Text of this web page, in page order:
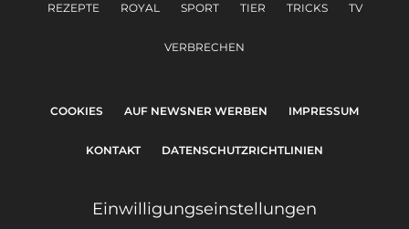
REZEPTE ROYAL SPORT TIER TRICKS TV
VERBRECHEN
COOKIES AUF NEWSNER WERBEN IMPRESSUM
KONTAKT DATENSCHUTZRICHTLINIEN
Einwilligungseinstellungen